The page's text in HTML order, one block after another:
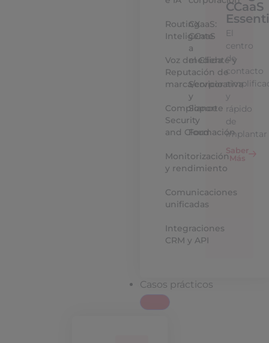
Routing
Inteligente
Voz del Cliente y
Reputación de
marca/corporativa
Compliance
Security
and Cloud
Monitorización
y rendimiento
Comunicaciones
unificadas
Integraciones
CRM y API
CXaaS:
CCaaS
a
medida
Servicio
y
Soporte
Formación
CCaaS
El
centro
de
contacto
y
rápido
de
implantar
Saber
Más
Casos prácticos